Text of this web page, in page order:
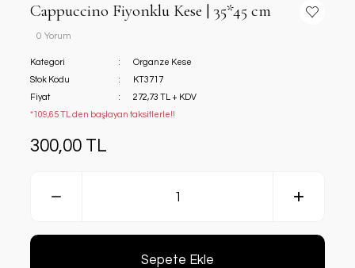
Cappuccino Fiyonklu Kese | 35*45 cm
0 Yorum
Kategori
Organze Kese
Stok Kodu
KT3717
Fiyat
272,73 TL + KDV
*109,65 TL den başlayan taksitlerle!!
300,00 TL
Sepete Ekle